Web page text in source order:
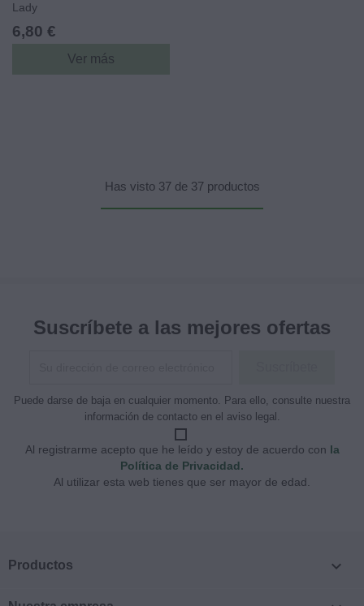
Lady
6,80 €
Ver más
Has visto 37 de 37 productos
Suscríbete a las mejores ofertas
Puede darse de baja en cualquier momento. Para ello, consulte nuestra
información de contacto en el aviso legal.
Al registrarme acepto que he leído y estoy de acuerdo con la
Política de Privacidad.
Al utilizar esta web tienes que ser mayor de edad.
Productos 